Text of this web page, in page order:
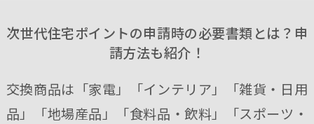
次世代住宅ポイントの申請時の必要書類とは？申
請方法も紹介！
交換商品は「家電」「インテリア」「雑貨・日用
品」「地場産品」「食料品・飲料」「スポーツ・